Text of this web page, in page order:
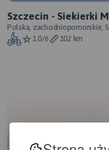
Szczecin - Siekierki
Polska, zachodniopomorskie,
1.0/6
102 km